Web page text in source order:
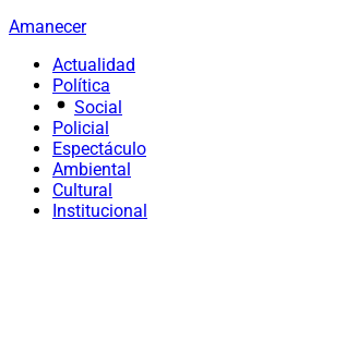
Amanecer
Actualidad
Política
Social
Policial
Espectáculo
Ambiental
Cultural
Institucional